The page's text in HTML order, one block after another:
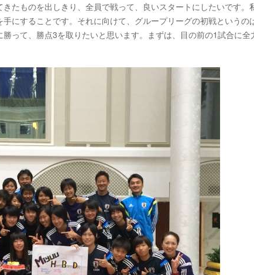
たものを出しきり、全員で戦って、良いスタートにしたいです。
にすることです。それに向けて、グループリーグの初戦というの
って、勝点3を取りたいと思います。まずは、目の前の1試合に全